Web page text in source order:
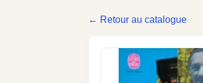
← Retour au catalogue